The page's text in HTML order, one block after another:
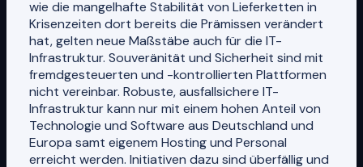
wie die mangelhafte Stabilität von Lieferketten in
Krisenzeiten dort bereits die Prämissen verändert
hat, gelten neue Maßstäbe auch für die IT-
Infrastruktur. Souveränität und Sicherheit sind mit
fremdgesteuerten und -kontrollierten Plattformen
nicht vereinbar. Robuste, ausfallsichere IT-
Infrastruktur kann nur mit einem hohen Anteil von
Technologie und Software aus Deutschland und
Europa samt eigenem Hosting und Personal
erreicht werden. Initiativen dazu sind überfällig und